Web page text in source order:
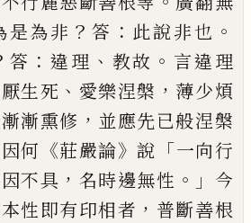
是為非 ？ 答 ： 此說非也 。
答 ：違理 、 教故 。 言違理
厭生死 、 愛樂涅槃 ， 薄少煩
漸漸熏修 ， 並應先已般涅槃
因何 《莊嚴論》說 「一向行
不具 ， 名時邊無性 。」 今
性即有印相者 ， 普斷善根